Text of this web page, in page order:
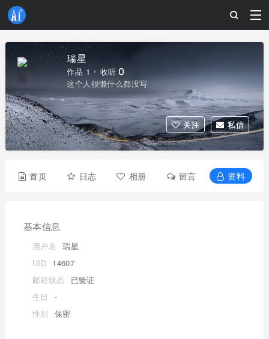
瑞星
作品 1 收听 0
这个人很懒什么都没写
关注 私信
首页 日志 相册 留言 资料
基本信息
用户名
瑞星
UID 14607
邮箱状态
已验证
生日
-
性别
保密